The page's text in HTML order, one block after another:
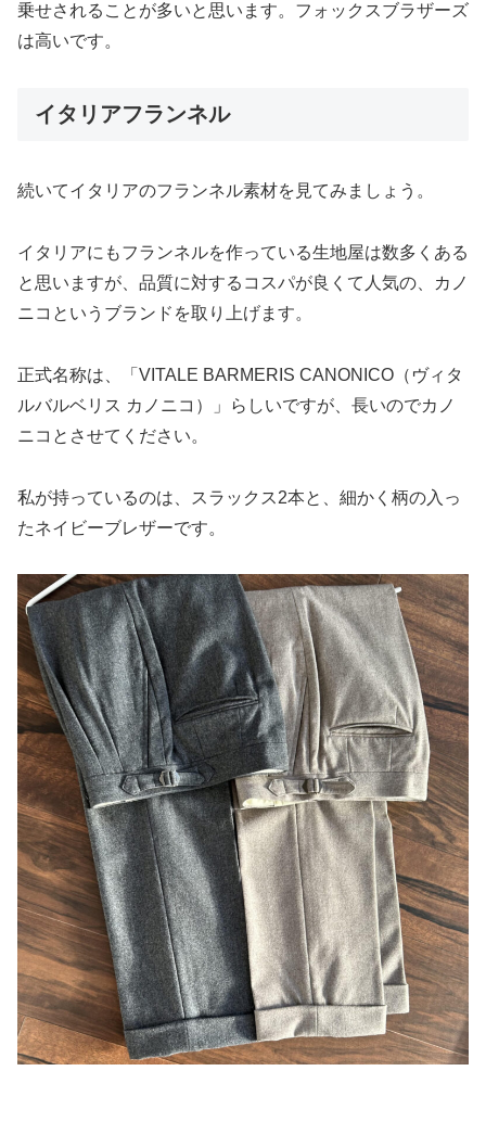
乗せされることが多いと思います。フォックスブラザーズ
は高いです。
イタリアフランネル
続いてイタリアのフランネル素材を見てみましょう。
イタリアにもフランネルを作っている生地屋は数多くある
と思いますが、品質に対するコスパが良くて人気の、カノ
ニコというブランドを取り上げます。
正式名称は、「VITALE BARMERIS CANONICO（ヴィタ
ルバルベリス カノニコ）」らしいですが、長いのでカノ
ニコとさせてください。
私が持っているのは、スラックス2本と、細かく柄の入っ
たネイビーブレザーです。